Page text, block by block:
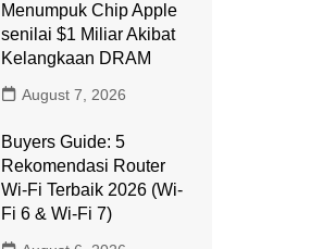
Menumpuk Chip Apple
senilai $1 Miliar Akibat
Kelangkaan DRAM
August 7, 2026
Buyers Guide: 5
Rekomendasi Router
Wi-Fi Terbaik 2026 (Wi-
Fi 6 & Wi-Fi 7)